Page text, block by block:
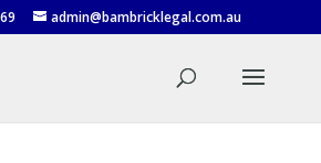
admin@bambricklegal.com.au